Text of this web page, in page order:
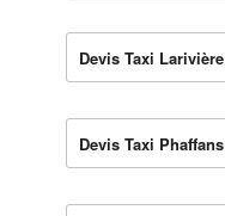
Devis Taxi Larivière
Devis Taxi Phaffans